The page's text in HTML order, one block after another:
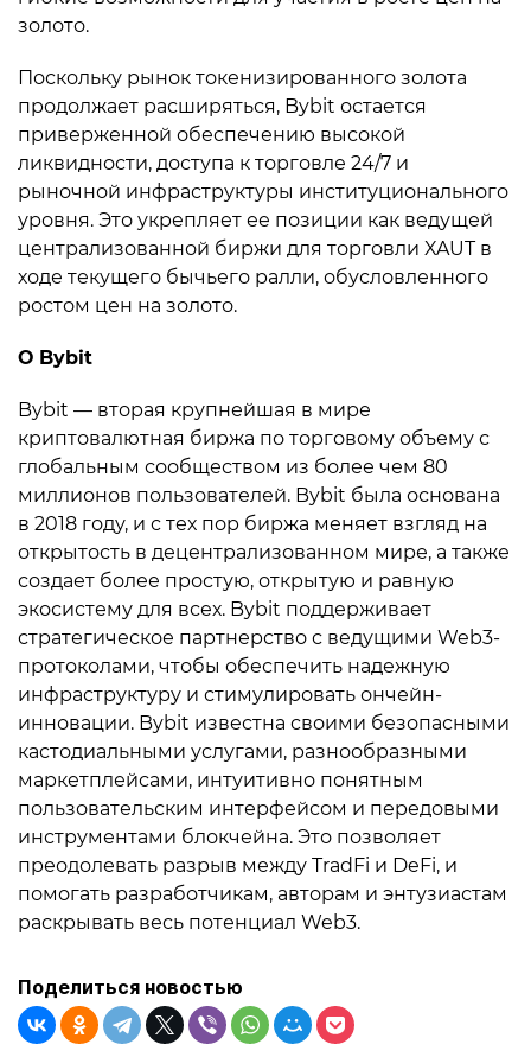
золото.
Поскольку рынок токенизированного золота
продолжает расширяться, Bybit остается
приверженной обеспечению высокой
ликвидности, доступа к торговле 24/7 и
рыночной инфраструктуры институционального
уровня. Это укрепляет ее позиции как ведущей
централизованной биржи для торговли XAUT в
ходе текущего бычьего ралли, обусловленного
ростом цен на золото.
О Bybit
Bybit — вторая крупнейшая в мире
криптовалютная биржа по торговому объему с
глобальным сообществом из более чем 80
миллионов пользователей. Bybit была основана
в 2018 году, и с тех пор биржа меняет взгляд на
открытость в децентрализованном мире, а также
создает более простую, открытую и равную
экосистему для всех. Bybit поддерживает
стратегическое партнерство с ведущими Web3-
протоколами, чтобы обеспечить надежную
инфраструктуру и стимулировать ончейн-
инновации. Bybit известна своими безопасными
кастодиальными услугами, разнообразными
маркетплейсами, интуитивно понятным
пользовательским интерфейсом и передовыми
инструментами блокчейна. Это позволяет
преодолевать разрыв между TradFi и DeFi, и
помогать разработчикам, авторам и энтузиастам
раскрывать весь потенциал Web3.
Поделиться новостью